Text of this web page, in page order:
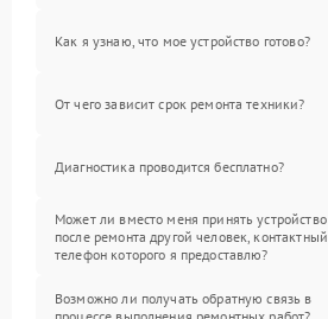
Как я узнаю, что мое устройство готово?
От чего зависит срок ремонта техники?
Диагностика проводится бесплатно?
Может ли вместо меня принять устройство
после ремонта другой человек, контактный
телефон которого я предоставлю?
Возможно ли получать обратную связь в